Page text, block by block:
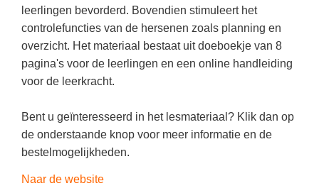
Handelswetenschappen
Informatica
Klassieke Talen
Levensbeschouwing
Maatschappijleer
Muziek
Theater als middel voor het aanleren van
sociale vaardigheden
Lesmateriaal gebaseerd op
Meesterbaan onderwijsvacatures
LEERMETHODEN
Biologie
Examentraining
leerlingen bevorderd. Bovendien stimuleert het
controlefuncties van de hersenen zoals planning en
overzicht. Het materiaal bestaat uit doeboekje van 8
pagina's voor de leerlingen en een online handleiding
voor de leerkracht.
Bent u geïnteresseerd in het lesmateriaal? Klik dan op
de onderstaande knop voor meer informatie en de
bestelmogelijkheden.
Naar de website